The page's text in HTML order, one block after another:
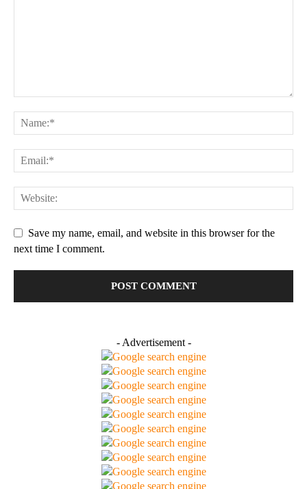
Save my name, email, and website in this browser for the
next time I comment.
- Advertisement -